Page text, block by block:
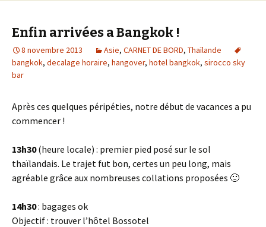
Enfin arrivées a Bangkok !
8 novembre 2013 Asie, CARNET DE BORD, Thaïlande
bangkok, decalage horaire, hangover, hotel bangkok, sirocco sky
bar
Après ces quelques péripéties, notre début de vacances a pu
commencer !
13h30(heure locale) : premier pied posé sur le sol
thaïlandais. Le trajet fut bon, certes un peu long, mais
agréable grâce aux nombreuses collations proposées 🙂
14h30: bagages ok
Objectif : trouver l’hôtel Bossotel